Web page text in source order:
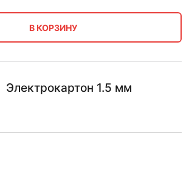
В КОРЗИНУ
Электрокартон 1.5 мм